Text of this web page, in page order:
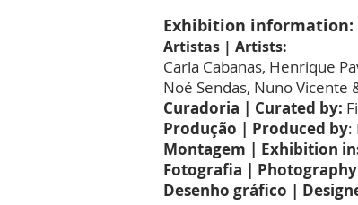
Exhibition information:
Artistas | Artists:
Carla Cabanas, Henrique
Noé Sendas, Nuno Vicente
Curadoria | Curated by:
Produção | Produced by:
Montagem | Exhibition
Fotografia |
Desenho gráfico |